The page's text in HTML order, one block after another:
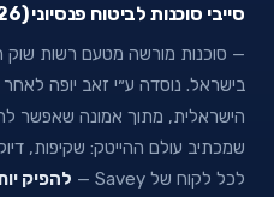
סייבי סוכנות לביטוח פנסיוני (2026) בע״מ
— סוכנות מורשה מטעם רשות שוק
הישראלית, מתוך אמונה שאפשר
שמכתיב עולם ההייטק: שקיפות,
לכל לקוח של Savey —
להפיק